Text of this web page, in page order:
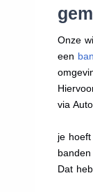
Onze
een
via
je
Dat